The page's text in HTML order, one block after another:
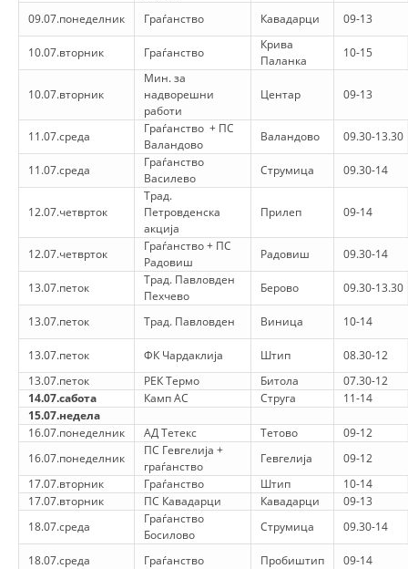
СТРУКТУРА И ОРГАНИЗАЦИОНА ПОСТАВЕНОСТ
MЕЃУНАРОДНО ХУМАНИТАРНО ПРАВО
ПРОМОЦИЈА НА ХУМАНИ ВРЕДНОСТИ
УПОТРЕБА И ЗАШТИТА НА АМБЛЕМОТ
СОЦИЈАЛНО ХУМАНИТАРНА ДЕЈНОСТ
КАКО ДА ДОНИРАТЕ
ПОДГОТВЕНОСТ И ДЕЈСТВО ПРИ КАТАСТРОФИ
ТИМОВИ НА ООЦК
СПАСИТЕЛНА СТАНИЦА ВОДНО
ОДНОСИ СО ЈАВНОСТ
ИСТРАЖУВАЊЕ НА ЈАВНО МИСЛЕЊЕ
МЕЃУНАРОДНА СОРАБОТКА
ДОГОВОРИ
ЗНАЧЕЊЕ НА СЛУЖБАТА ЗА БАРАЊЕ
09.07.понеделник Граѓанство Кавадарци 09-13
10.07.вторник Граѓанство
Крива
Паланка
10-15
10.07.вторник
Мин. за
надворешни
работи
Центар 09-13
11.07.среда
Граѓанство + ПС
Валандово
Валандово 09.30-13.30
11.07.среда
Граѓанство
Василево
Струмица 09.30-14
12.07.четврток
Трад.
Петровденска
акција
Прилеп 09-14
12.07.четврток
Граѓанство + ПС
Радовиш
Радовиш 09.30-14
13.07.петок
Трад. Павловден
Пехчево
Берово 09.30-13.30
13.07.петок Трад. Павловден Виница 10-14
13.07.петок ФК Чардаклија Штип
08.30-12
13.07.петок
РЕК Термо Битола
07.30-12
14.07.сабота
Камп АС Струга
11-14
15.07.недела
16.07.понеделник
АД Тетекс Тетово
09-12
16.07.понеделник
ПС Гевгелија +
граѓанство
Гевгелија
09-12
17.07.вторник
Граѓанство Штип
10-14
17.07.вторник
ПС Кавадарци Кавадарци
09-13
18.07.среда
Граѓанство
Босилово
Струмица 09.30-14
18.07.среда Граѓанство Пробиштип 09-14